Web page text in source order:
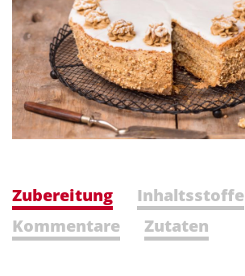
Zubereitung
Inhaltsstoffe
Kommentare
Zutaten